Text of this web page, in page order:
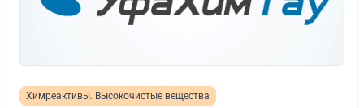
Химреактивы. Высокочистые вещества